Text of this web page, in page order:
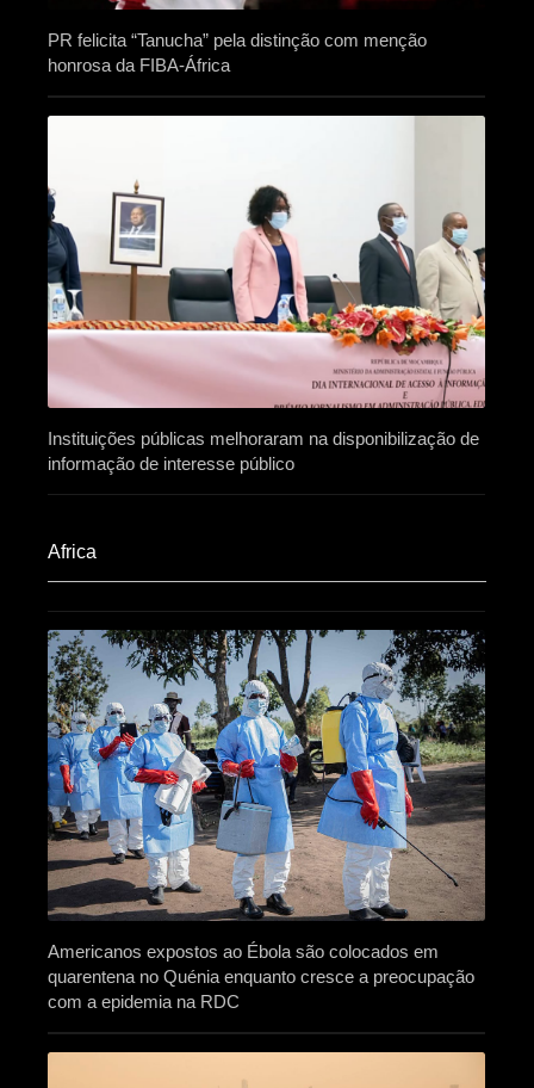
PR felicita “Tanucha” pela distinção com menção
honrosa da FIBA-África
Instituições públicas melhoraram na disponibilização de
informação de interesse público
Africa​
Americanos expostos ao Ébola são colocados em
quarentena no Quénia enquanto cresce a preocupação
com a epidemia na RDC